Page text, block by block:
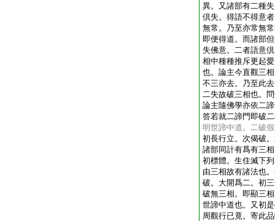
異。又諸部有二種
倶失。得語不得意
無常。乃至亦常無
即便得道。而諸部
失佛意。二者語意
相中種種推斥更起
也。論主今直觀三
不三亦去。乃至此
二失故破三相也。
論主隨佛學亦依二
答若就二諦門即破
明世諦中道。二破
初長行立。次偈破
諸部同計有爲有三
初標體。生住滅下
由三相故有諸法也
破。大開爲二。初
破無三相。即顯三
世諦中道也。又初
周觀行已竟。寄此